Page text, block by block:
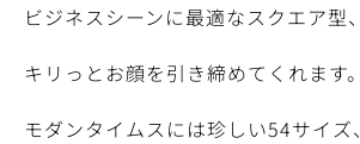
ビジネスシーンに最適なスクエア型、
キリっとお顔を引き締めてくれます。
モダンタイムスには珍しい54サイズ、